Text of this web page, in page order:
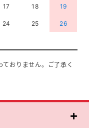
17 18 19
24 25 26
おりません。ご了承く